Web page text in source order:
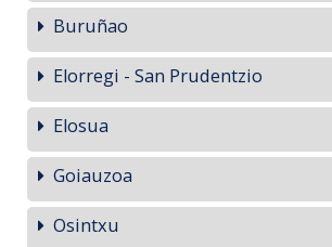
Buruñao
Elorregi - San Prudentzio
Elosua
Goiauzoa
Osintxu